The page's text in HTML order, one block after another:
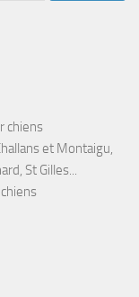
chiens
et Montaigu,
St Gilles...